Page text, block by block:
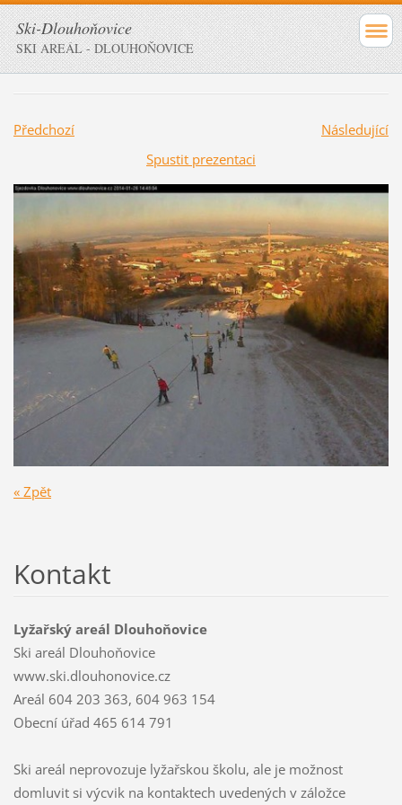
Ski-Dlouhoňovice
SKI AREÁL - DLOUHOŇOVICE
Předchozí
Následující
Spustit prezentaci
« Zpět
Kontakt
Lyžařský areál Dlouhoňovice
Ski areál Dlouhoňovice
www.ski.dlouhonovice.cz
Areál 604 203 363, 604 963 154
Obecní úřad 465 614 791
Ski areál neprovozuje lyžařskou školu, ale je možnost
domluvit si výcvik na kontaktech uvedených v záložce